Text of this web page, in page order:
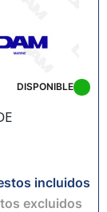
DISPONIBLE
incluidos
excluidos